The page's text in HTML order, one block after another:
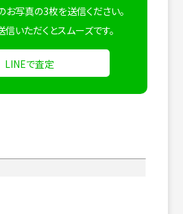
写真の3枚を送信ください。
いただくとスムーズです。
LINEで査定